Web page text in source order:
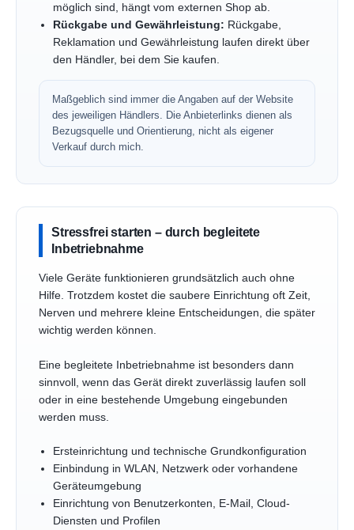
möglich sind, hängt vom externen Shop ab.
Rückgabe und Gewährleistung: Rückgabe,
Reklamation und Gewährleistung laufen direkt über
den Händler, bei dem Sie kaufen.
Maßgeblich sind immer die Angaben auf der Website
des jeweiligen Händlers. Die Anbieterlinks dienen als
Bezugsquelle und Orientierung, nicht als eigener
Verkauf durch mich.
Stressfrei starten – durch begleitete
Inbetriebnahme
Viele Geräte funktionieren grundsätzlich auch ohne
Hilfe. Trotzdem kostet die saubere Einrichtung oft Zeit,
Nerven und mehrere kleine Entscheidungen, die später
wichtig werden können.
Eine begleitete Inbetriebnahme ist besonders dann
sinnvoll, wenn das Gerät direkt zuverlässig laufen soll
oder in eine bestehende Umgebung eingebunden
werden muss.
Ersteinrichtung und technische Grundkonfiguration
Einbindung in WLAN, Netzwerk oder vorhandene
Geräteumgebung
Einrichtung von Benutzerkonten, E-Mail, Cloud-
Diensten und Profilen